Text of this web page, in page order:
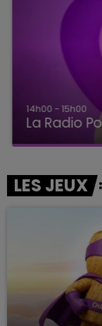
14h00 - 15h00
La Radio
LES JEUX